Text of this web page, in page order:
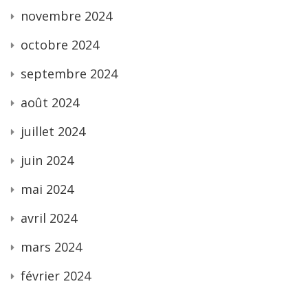
novembre 2024
octobre 2024
septembre 2024
août 2024
juillet 2024
juin 2024
mai 2024
avril 2024
mars 2024
février 2024